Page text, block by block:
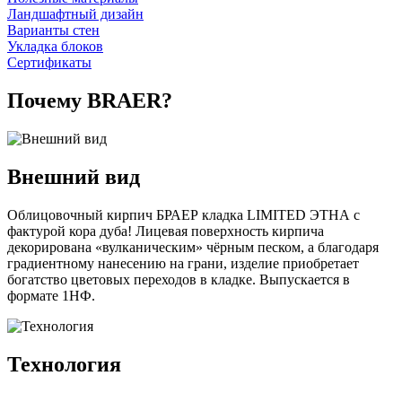
Ландшафтный дизайн
Варианты стен
Укладка блоков
Сертификаты
Почему BRAER?
Внешний вид
Облицовочный кирпич БРАЕР кладка LIMITED ЭТНА с
фактурой кора дуба! Лицевая поверхность кирпича
декорирована «вулканическим» чёрным песком, а благодаря
градиентному нанесению на грани, изделие приобретает
богатство цветовых переходов в кладке. Выпускается в
формате 1НФ.
Технология